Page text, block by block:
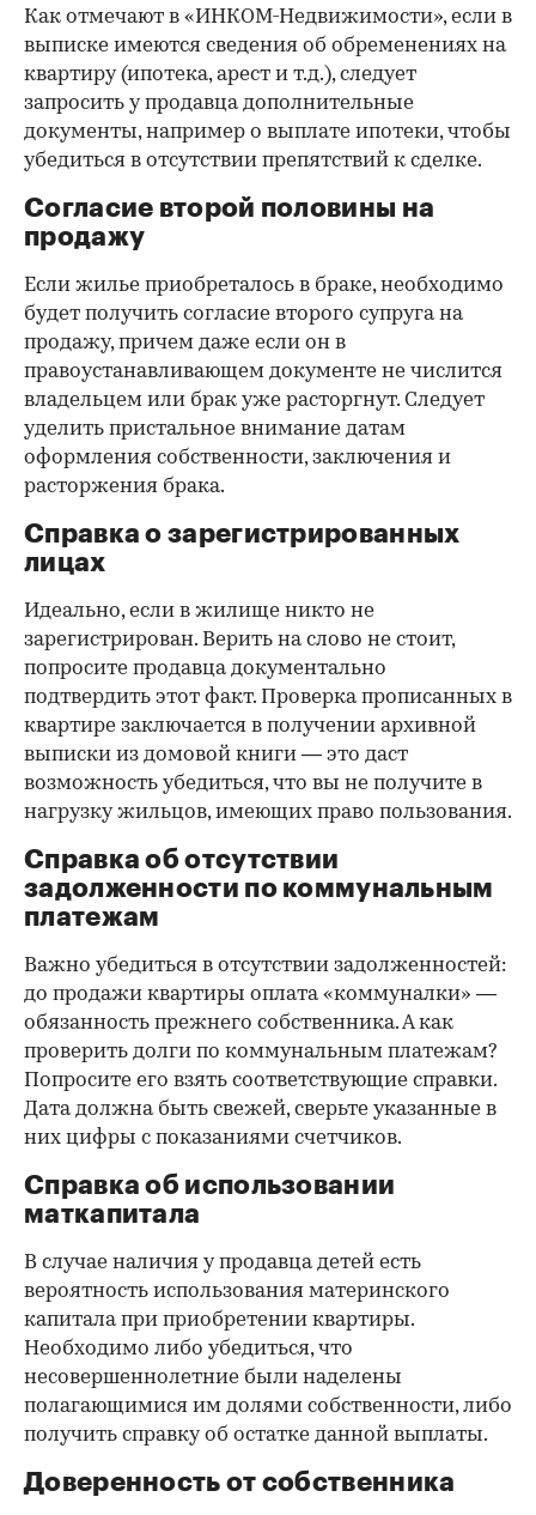
Как отмечают в «ИНКОМ-Недвижимости», если в
выписке имеются сведения об обременениях на
квартиру (ипотека, арест и т.д.), следует
запросить у продавца дополнительные
документы, например о выплате ипотеки, чтобы
убедиться в отсутствии препятствий к сделке.
Согласие второй половины на
продажу
Если жилье приобреталось в браке, необходимо
будет получить согласие второго супруга на
продажу, причем даже если он в
правоустанавливающем документе не числится
владельцем или брак уже расторгнут. Следует
уделить пристальное внимание датам
оформления собственности, заключения и
расторжения брака.
Справка о зарегистрированных
лицах
Идеально, если в жилище никто не
зарегистрирован. Верить на слово не стоит,
попросите продавца документально
подтвердить этот факт. Проверка прописанных в
квартире заключается в получении архивной
выписки из домовой книги — это даст
возможность убедиться, что вы не получите в
нагрузку жильцов, имеющих право пользования.
Справка об отсутствии
задолженности по коммунальным
платежам
Важно убедиться в отсутствии задолженностей:
до продажи квартиры оплата «коммуналки» —
обязанность прежнего собственника. А как
проверить долги по коммунальным платежам?
Попросите его взять соответствующие справки.
Дата должна быть свежей, сверьте указанные в
них цифры с показаниями счетчиков.
Справка об использовании
маткапитала
В случае наличия у продавца детей есть
вероятность использования материнского
капитала при приобретении квартиры.
Необходимо либо убедиться, что
несовершеннолетние были наделены
полагающимися им долями собственности, либо
получить справку об остатке данной выплаты.
Доверенность от собственника